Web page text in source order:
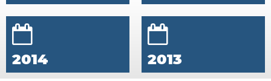
2014 2013